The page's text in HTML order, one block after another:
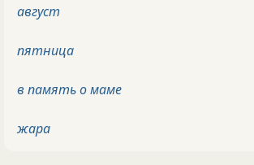
август
пятница
в память о маме
жара